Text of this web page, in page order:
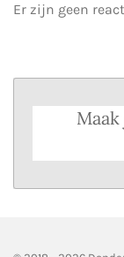
Er zijn geen